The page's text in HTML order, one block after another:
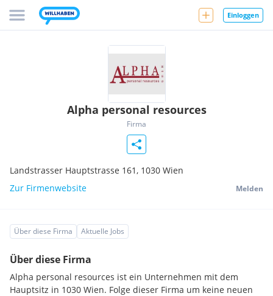
Einloggen
Alpha personal resources
Firma
Landstrasser Hauptstrasse 161, 1030 Wien
Zur Firmenwebsite
Melden
Über diese Firma Aktuelle Jobs
Über diese Firma
Alpha personal resources ist ein Unternehmen mit dem
Hauptsitz in 1030 Wien. Folge dieser Firma um keine neuen